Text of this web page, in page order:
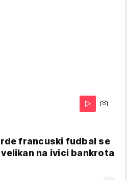
francuski fudbal se
na ivici bankrota